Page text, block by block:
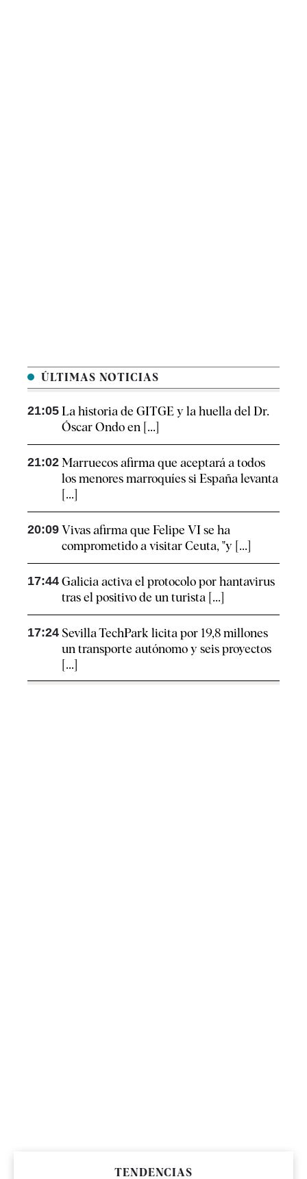
ÚLTIMAS NOTICIAS
21:05 La historia de GITGE y la huella del Dr.
Óscar Ondo en [...]
21:02 Marruecos afirma que aceptará a todos
los menores marroquíes si España levanta
[...]
20:09 Vivas afirma que Felipe VI se ha
comprometido a visitar Ceuta, "y [...]
17:44 Galicia activa el protocolo por hantavirus
tras el positivo de un turista [...]
17:24 Sevilla TechPark licita por 19,8 millones
un transporte autónomo y seis proyectos
[...]
TENDENCIAS